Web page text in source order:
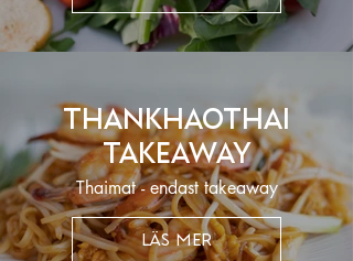
Thankhaothai
Takeaway
Thaimat - endast takeaway
LÄS MER